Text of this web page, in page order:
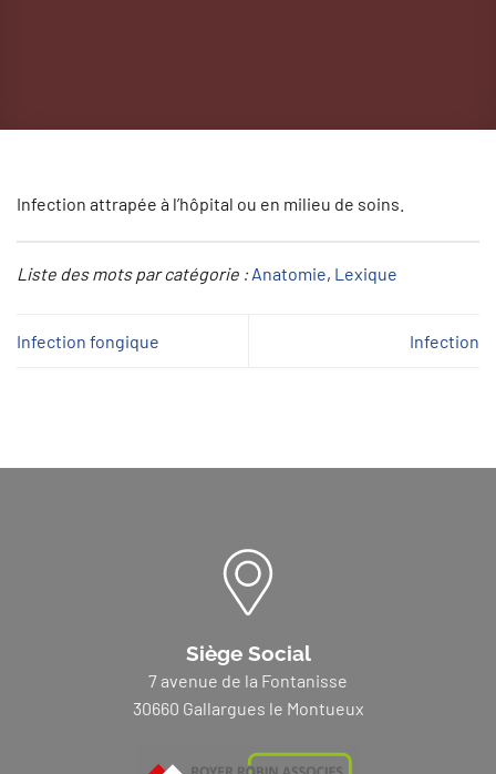
Infection attrapée à l’hôpital ou en milieu de soins.
Liste des mots par catégorie : Anatomie, Lexique
Infection fongique Infection
Siège Social
7 avenue de la Fontanisse
30660 Gallargues le Montueux